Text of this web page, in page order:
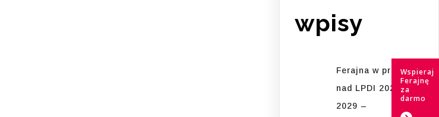
wpisy
Ferajna w pracach
nad LPDI 2026-
2029 –
Wspieraj
Ferajnę
za
darmo